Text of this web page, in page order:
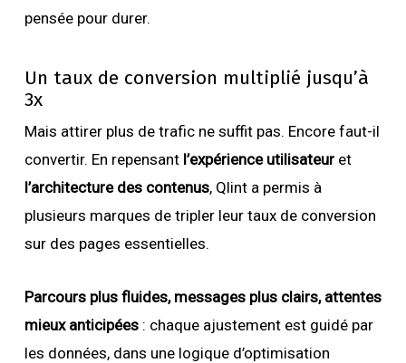
pensée pour durer.
Un taux de conversion multiplié jusqu’à
3x
Mais attirer plus de trafic ne suffit pas. Encore faut-il
convertir. En repensantl’expérience utilisateur et
l’architecture des contenus, Qlint a permis à
plusieurs marques de tripler leur taux de conversion
sur des pages essentielles.
Parcours plus fluides, messages plus clairs, attentes
mieux anticipées: chaque ajustement est guidé par
les données, dans une logique d’optimisation